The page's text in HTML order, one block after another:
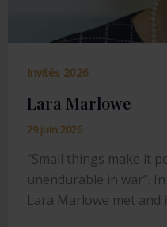
Invités 2026
Lara Marlowe
29 juin 2026
“Small things make it
unendurable in war”.
Lara Marlowe met